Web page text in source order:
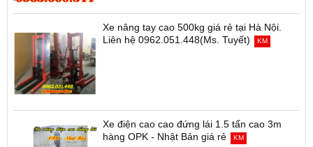
Báo giá thang nâng người tại Hà Nội, Hải
Phòng, Bắc Ninh, Vĩnh Phúc.
KM
Xe nâng tay cao 500kg giá rẻ tại Hà Nội.
Liên hệ 0962.051.448(Ms. Tuyết)
KM